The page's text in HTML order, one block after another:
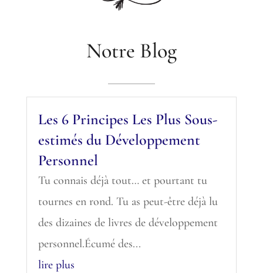
Notre Blog
Les 6 Principes Les Plus Sous-
estimés du Développement
Personnel
Tu connais déjà tout… et pourtant tu
tournes en rond. Tu as peut-être déjà lu
des dizaines de livres de développement
personnel.Écumé des...
lire plus